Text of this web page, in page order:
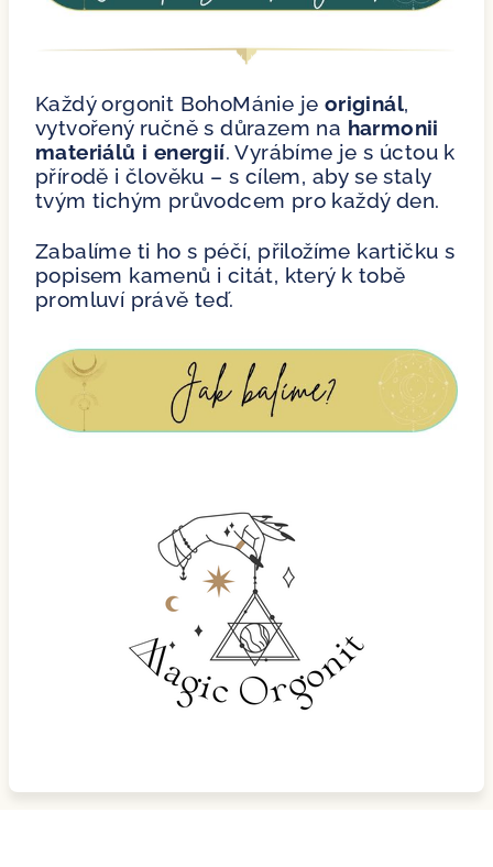
Každý orgonit BohoMánie je originál,
vytvořený ručně s důrazem na harmonii
materiálů i energií. Vyrábíme je s úctou k
přírodě i člověku – s cílem, aby se staly
tvým tichým průvodcem pro každý den.
Zabalíme ti ho s péčí, přiložíme kartičku s
popisem kamenů i citát, který k tobě
promluví právě teď.